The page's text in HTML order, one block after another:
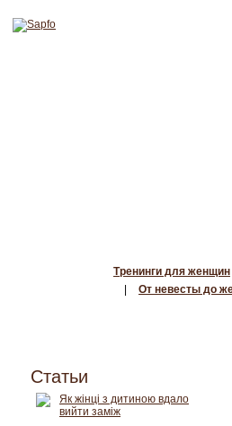
Тренинги для женщин
От невесты до
Статьи
Як жінці з дитиною вдало
вийти заміж